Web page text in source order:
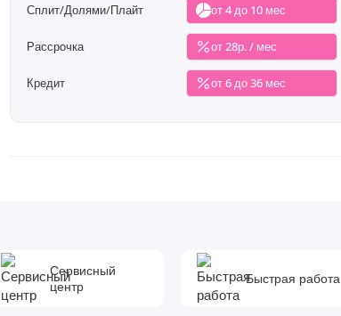
Сплит/Долями/Плайт от 4 до 10 мес
Рассрочка от 28р. / мес
Кредит от 6 до 36 мес
Сервисный
центр
Быстрая работа